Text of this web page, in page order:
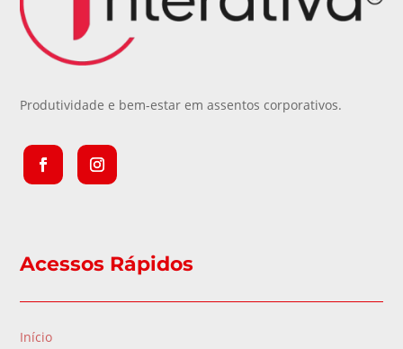
Produtividade e bem-estar em assentos corporativos.
Acessos Rápidos
Início